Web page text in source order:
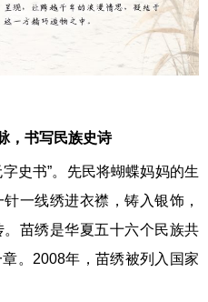
，书写民族史诗
史书”。先民将蝴蝶妈妈的生
一线绣进衣襟，铸入银饰，
苗绣是华夏五十六个民族共
。2008年，苗绣被列入国家